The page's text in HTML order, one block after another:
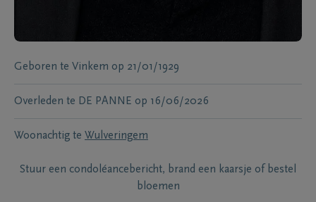
Geboren te Vinkem op 21/01/1929
Overleden te DE PANNE op 16/06/2026
Woonachtig te Wulveringem
Stuur een condoléancebericht, brand een kaarsje of bestel
bloemen